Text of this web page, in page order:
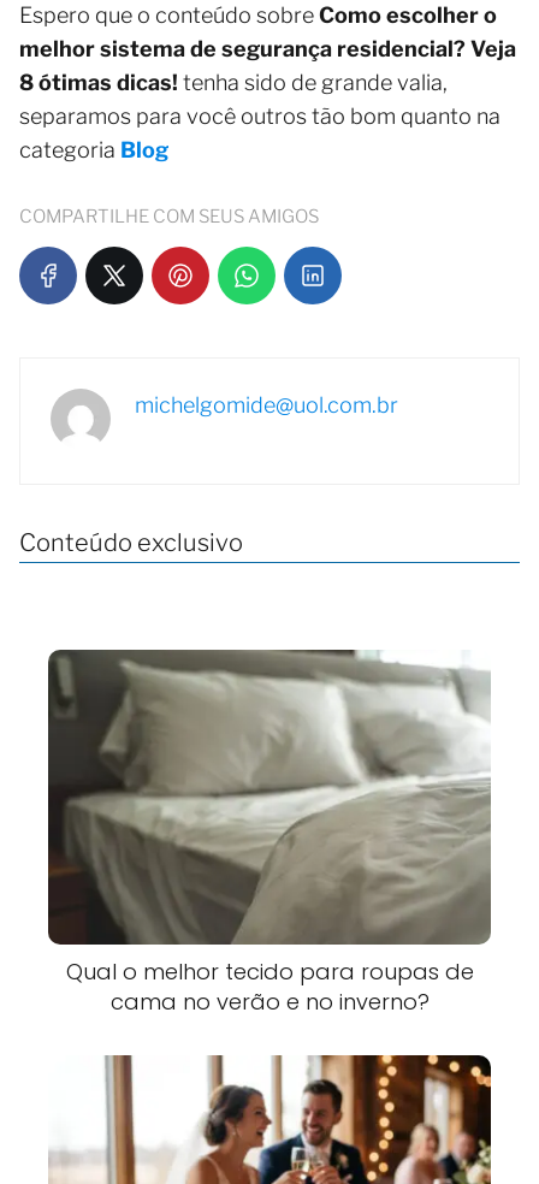
Espero que o conteúdo sobreComo escolher o
melhor sistema de segurança residencial? Veja
8 ótimas dicas! tenha sido de grande valia,
separamos para você outros tão bom quanto na
categoria Blog
COMPARTILHE COM SEUS AMIGOS
michelgomide@uol.com.br
Conteúdo exclusivo
Qual o melhor tecido para roupas de
cama no verão e no inverno?